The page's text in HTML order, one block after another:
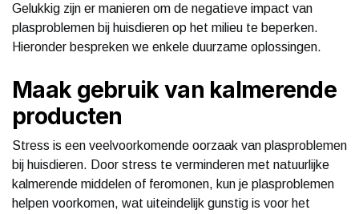
Gelukkig zijn er manieren om de negatieve impact van
plasproblemen bij huisdieren op het milieu te beperken.
Hieronder bespreken we enkele duurzame oplossingen.
Maak gebruik van kalmerende
producten
Stress is een veelvoorkomende oorzaak van plasproblemen
bij huisdieren. Door stress te verminderen met natuurlijke
kalmerende middelen of feromonen, kun je plasproblemen
helpen voorkomen, wat uiteindelijk gunstig is voor het